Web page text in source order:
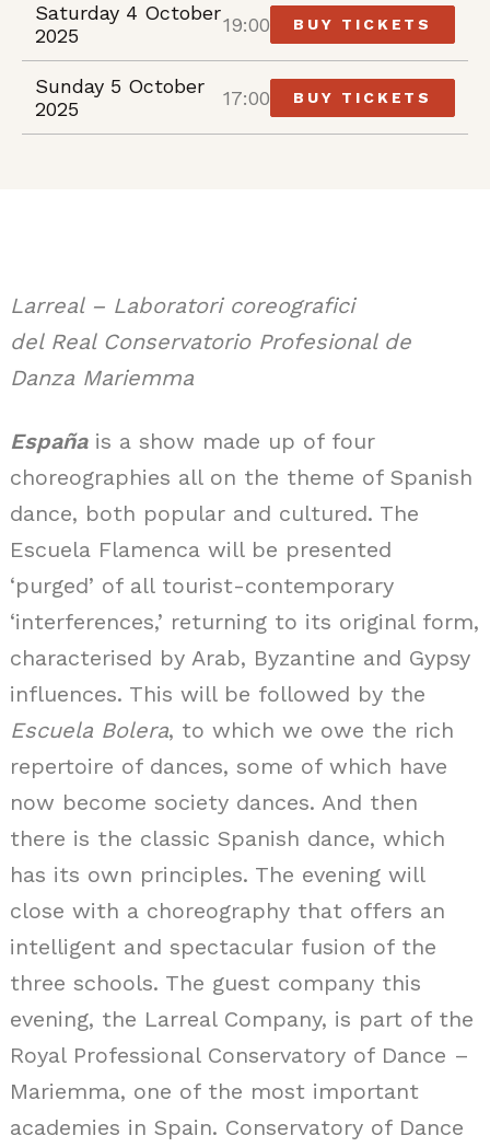
Saturday 4 October
2025
19:00 BUY TICKETS
Sunday 5 October
2025
17:00 BUY TICKETS
Larreal – Laboratori coreografici
del Real Conservatorio Profesional de
Danza Mariemma
Españais a show made up of four
choreographies all on the theme of Spanish
dance, both popular and cultured. The
Escuela Flamenca will be presented
‘purged’ of all tourist-contemporary
‘interferences,’ returning to its original form,
characterised by Arab, Byzantine and Gypsy
influences. This will be followed by the
Escuela Bolera, to which we owe the rich
repertoire of dances, some of which have
now become society dances. And then
there is the classic Spanish dance, which
has its own principles. The evening will
close with a choreography that offers an
intelligent and spectacular fusion of the
three schools. The guest company this
evening, the Larreal Company, is part of the
Royal Professional Conservatory of Dance –
Mariemma, one of the most important
academies in Spain. Conservatory of Dance